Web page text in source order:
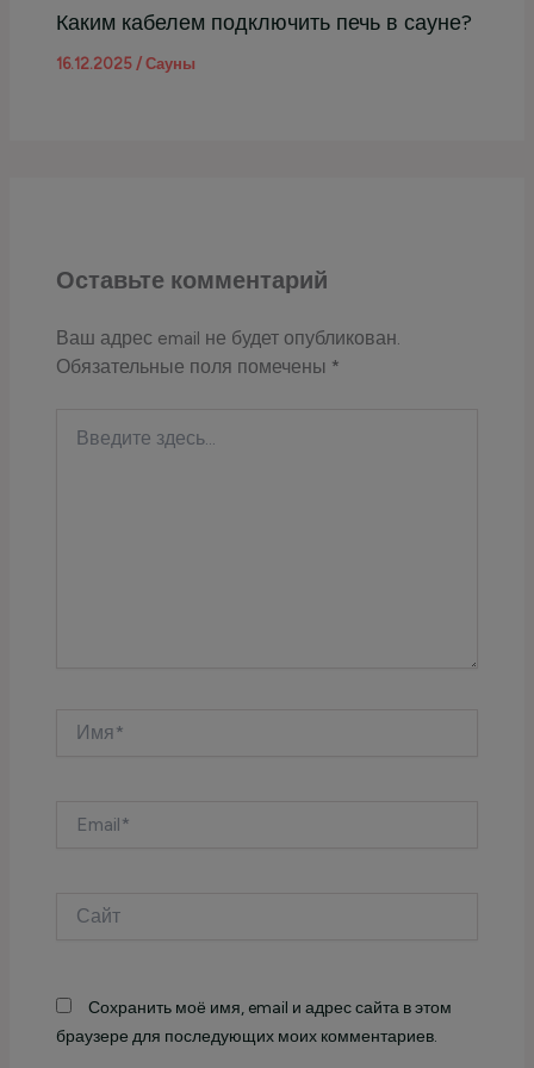
Каким кабелем подключить печь в сауне?
16.12.2025/Сауны
Оставьте комментарий
Ваш адрес email не будет опубликован.
Обязательные поля помечены *
здесь...
Сохранить моё имя, email и адрес сайта в этом
браузере для последующих моих комментариев.